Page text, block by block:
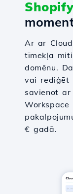
Ar ar
tīmekļa
domēnu.
vai rediģēt
savienot
€ gadā.